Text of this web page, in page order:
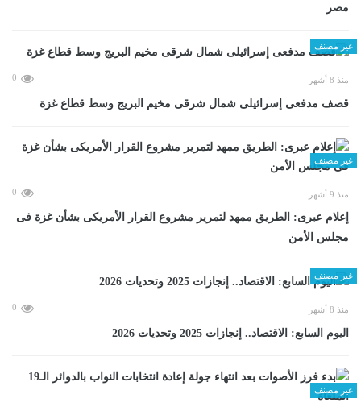
مصر
غير مصنف
منذ 8 أشهر 0
قصف مدفعى إسرائيلى شمال شرقى مخيم البريج وسط قطاع غزة
غير مصنف
منذ 9 أشهر 0
إعلام عبرى: الطريق ممهد لتمرير مشروع القرار الأمريكى بشأن غزة فى
مجلس الأمن
غير مصنف
منذ 8 أشهر 0
اليوم السابع: الاقتصاد.. إنجازات 2025 وتحديات 2026
غير مصنف